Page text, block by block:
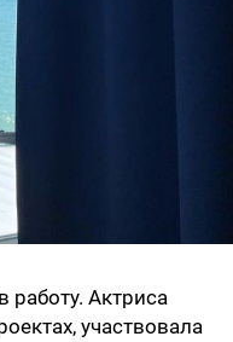
работу. Актриса
участвовала